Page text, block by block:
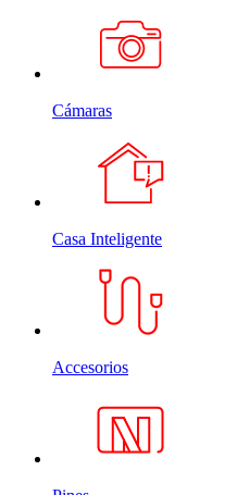
Cámaras
Casa Inteligente
Accesorios